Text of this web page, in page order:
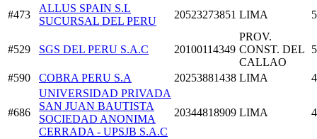
#473
ALLUS SPAIN S.L
SUCURSAL DEL PERU
20523273851 LIMA
#529 SGS DEL PERU S.A.C 20100114349
PROV.
CONST. DEL
CALLAO
#590 COBRA PERU S.A 20253881438 LIMA
#686
UNIVERSIDAD PRIVADA
SAN JUAN BAUTISTA
SOCIEDAD ANONIMA
CERRADA - UPSJB S.A.C
20344818909 LIMA